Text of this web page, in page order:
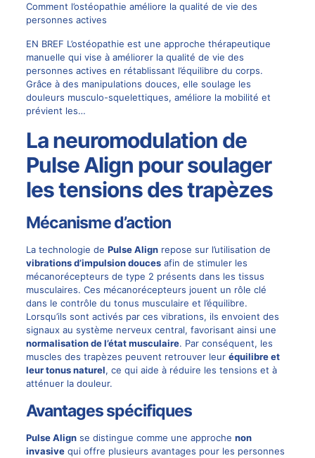
Comment l’ostéopathie améliore la qualité de vie des
personnes actives
EN BREF L’ostéopathie est une approche thérapeutique
manuelle qui vise à améliorer la qualité de vie des
personnes actives en rétablissant l’équilibre du corps.
Grâce à des manipulations douces, elle soulage les
douleurs musculo-squelettiques, améliore la mobilité et
prévient les…
La neuromodulation de
Pulse Align pour soulager
les tensions des trapèzes
Mécanisme d’action
La technologie de Pulse Alignrepose sur l’utilisation de
vibrations d’impulsion doucesafin de stimuler les
mécanorécepteurs de type 2 présents dans les tissus
musculaires. Ces mécanorécepteurs jouent un rôle clé
dans le contrôle du tonus musculaire et l’équilibre.
Lorsqu’ils sont activés par ces vibrations, ils envoient des
signaux au système nerveux central, favorisant ainsi une
normalisation de l’état musculaire. Par conséquent, les
muscles des trapèzes peuvent retrouver leur équilibre et
leur tonus naturel, ce qui aide à réduire les tensions et à
atténuer la douleur.
Avantages spécifiques
Pulse Alignse distingue comme une approche non
invasivequi offre plusieurs avantages pour les personnes